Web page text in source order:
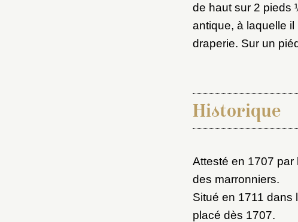
de haut sur 2 pieds
antique, à laquelle
draperie. Sur un
Historique
Attesté en 1707
des marronniers.
Situé en 1711 dans
placé dès 1707.
Nom du
Valider
Mot